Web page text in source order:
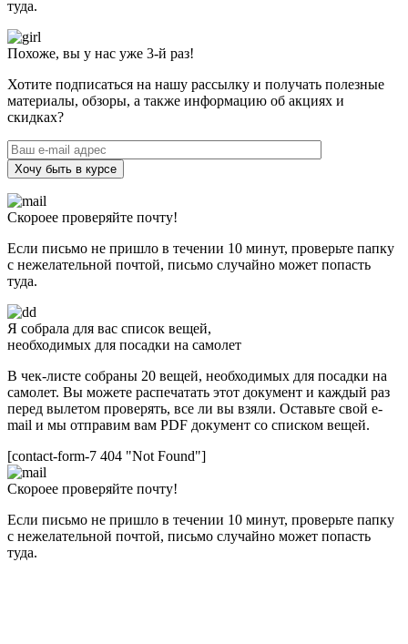
туда.
Похоже, вы у нас уже 3-й раз!
Хотите подписаться на нашу рассылку и получать полезные
материалы, обзоры, а также информацию об акциях и
скидках?
Хочу быть в курсе
Скороее проверяйте почту!
Если письмо не пришло в течении 10 минут, проверьте папку
с нежелательной почтой, письмо случайно может попасть
туда.
Я собрала для вас список вещей,
необходимых для посадки на самолет
В чек-листе собраны 20 вещей, необходимых для посадки на
самолет. Вы можете распечатать этот документ и каждый раз
перед вылетом проверять, все ли вы взяли. Оставьте свой e-
mail и мы отправим вам PDF документ со списком вещей.
[contact-form-7 404 "Not Found"]
Скороее проверяйте почту!
Если письмо не пришло в течении 10 минут, проверьте папку
с нежелательной почтой, письмо случайно может попасть
туда.